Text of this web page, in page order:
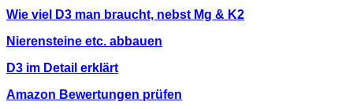
Wie viel D3 man braucht, nebst Mg & K2
Nierensteine etc. abbauen
D3 im Detail erklärt
Amazon Bewertungen prüfen